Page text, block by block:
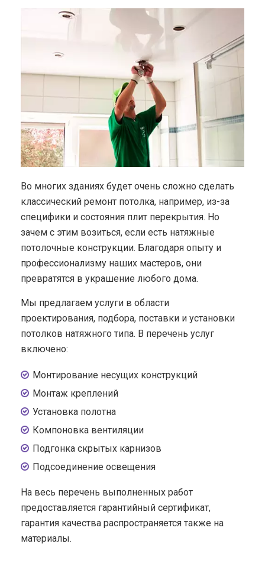
Во многих зданиях будет очень сложно сделать
классический ремонт потолка, например, из-за
специфики и состояния плит перекрытия. Но
зачем с этим возиться, если есть натяжные
потолочные конструкции. Благодаря опыту и
профессионализму наших мастеров, они
превратятся в украшение любого дома.
Мы предлагаем услуги в области
проектирования, подбора, поставки и установки
потолков натяжного типа. В перечень услуг
включено:
Монтирование несущих конструкций
Монтаж креплений
Установка полотна
Компоновка вентиляции
Подгонка скрытых карнизов
Подсоединение освещения
На весь перечень выполненных работ
предоставляется гарантийный сертификат,
гарантия качества распространяется также на
материалы.